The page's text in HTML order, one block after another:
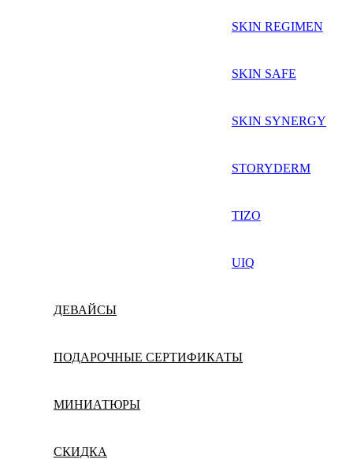
SKIN REGIMEN
SKIN SAFE
SKIN SYNERGY
STORYDERM
TIZO
UIQ
ДЕВАЙСЫ
ПОДАРОЧНЫЕ СЕРТИФИКАТЫ
МИНИАТЮРЫ
СКИДКА